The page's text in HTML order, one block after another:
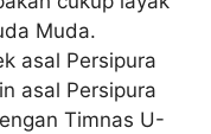
Muda.
asal Persipura
asal Persipura
Timnas U-